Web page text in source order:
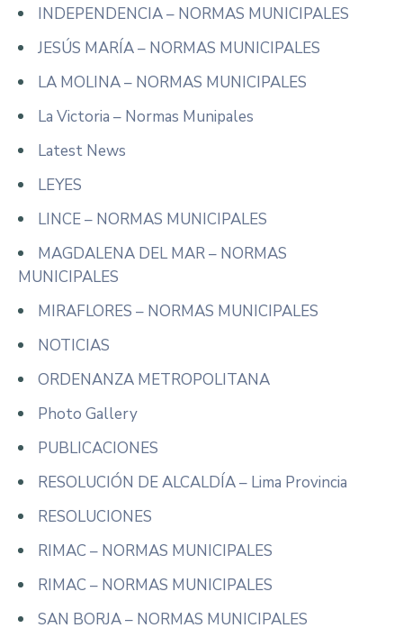
INDEPENDENCIA – NORMAS MUNICIPALES
JESÚS MARÍA – NORMAS MUNICIPALES
LA MOLINA – NORMAS MUNICIPALES
La Victoria – Normas Munipales
Latest News
LEYES
LINCE – NORMAS MUNICIPALES
MAGDALENA DEL MAR – NORMAS
MUNICIPALES
MIRAFLORES – NORMAS MUNICIPALES
NOTICIAS
ORDENANZA METROPOLITANA
Photo Gallery
PUBLICACIONES
RESOLUCIÓN DE ALCALDÍA – Lima Provincia
RESOLUCIONES
RIMAC – NORMAS MUNICIPALES
RIMAC – NORMAS MUNICIPALES
SAN BORJA – NORMAS MUNICIPALES